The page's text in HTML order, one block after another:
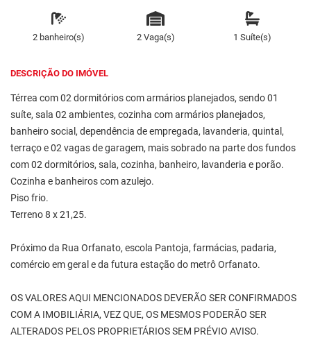
2 banheiro(s) 2 Vaga(s) 1 Suíte(s)
DESCRIÇÃO DO IMÓVEL
Térrea com 02 dormitórios com armários planejados, sendo 01
suíte, sala 02 ambientes, cozinha com armários planejados,
banheiro social, dependência de empregada, lavanderia, quintal,
terraço e 02 vagas de garagem, mais sobrado na parte dos fundos
com 02 dormitórios, sala, cozinha, banheiro, lavanderia e porão.
Cozinha e banheiros com azulejo.
Piso frio.
Terreno 8 x 21,25.
Próximo da Rua Orfanato, escola Pantoja, farmácias, padaria,
comércio em geral e da futura estação do metrô Orfanato.
OS VALORES AQUI MENCIONADOS DEVERÃO SER CONFIRMADOS
COM A IMOBILIÁRIA, VEZ QUE, OS MESMOS PODERÃO SER
ALTERADOS PELOS PROPRIETÁRIOS SEM PRÉVIO AVISO.